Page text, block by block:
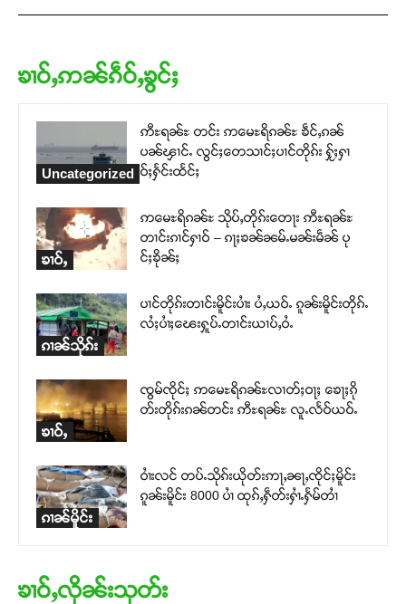
ၶၢဝ်ႇဢၼ်ၵဵဝ်ႇၶွင်ႈ
Uncategorized
ဢီႊရၼ်ႊ တင်း ဢမေႊရိၵၼ်ႊ ၶဵင်ႇၵၼ်
ပၼ်ၾၢင်ႉ လွင်ႈတေသၢင်ႈပၢင်တိုၵ်း ႁႂ်ႈႁၢ
ဝ်ႈႁႅင်းထႅင်ႈ
ၶၢဝ်ႇ
ဢမေႊရိၵၼ်ႊ သိုပ်ႇတိုၵ်းတေႃး ဢီႊရၼ်ႊ
တၢင်းၵၢင်ႁၢဝ် – ၵႃႈၶၼ်ၼမ်ႉမၼ်းမဵၼ် ပု
င်ႈၶိုၼ်ႈ
ၵၢၼ်သိုၵ်း
ပၢင်တိုၵ်းတၢင်းမိူင်းပၢႆး ပႆႇယဝ်ႉ ၵူၼ်းမိူင်းတိုၵ်ႉ
လႆႈပၢႆႈၽေးႁူပ်ႉတၢင်းယၢပ်ႇဝႆႉ
ၶၢဝ်ႇ
ၸွမ်ၸိုင်ႈ ဢမေႊရိၵၼ်ႊလၢတ်ႈဝႃႈ ၶေႃႈၵို
တ်းတိုၵ်းၵၼ်တင်း ဢီႊရၼ်ႊ လူႉလႅဝ်ယဝ်ႉ
ၵၢၼ်မိူင်း
ဝၢႆးလင် တပ်ႉသိုၵ်းယိုတ်းဢႃႇၼႃႇၸိုင်ႈမိူင်း
ၵူၼ်းမိူင်း 8000 ပၢႆ ထုၵ်ႇႁဵတ်းႁၢႆႉႁႅမ်တၢႆ
ၶၢဝ်ႇလိုၼ်းသုတ်း